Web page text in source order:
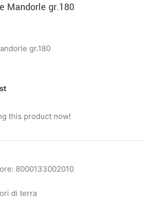
Mandorle gr.180
gr.180
this product now!
8000133002010
di terra